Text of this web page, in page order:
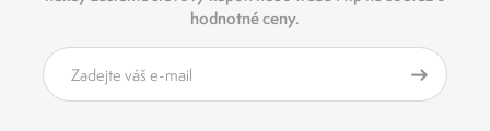
hodnotné ceny.